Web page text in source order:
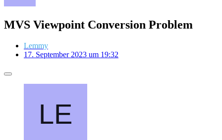
MVS Viewpoint Conversion Problem
Lemmy
17. September 2023 um 19:32